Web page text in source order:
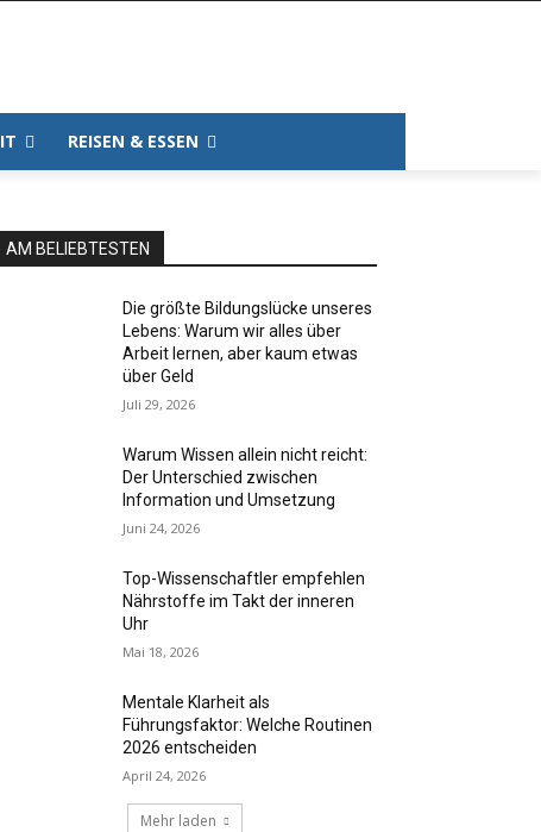
REISEN & ESSEN
AM BELIEBTESTEN
Die größte Bildungslücke unseres
Lebens: Warum wir alles über
Arbeit lernen, aber kaum etwas
über Geld
Juli 29, 2026
Warum Wissen allein nicht reicht:
Der Unterschied zwischen
Information und Umsetzung
Juni 24, 2026
Top-Wissenschaftler empfehlen
Nährstoffe im Takt der inneren
Uhr
Mai 18, 2026
Mentale Klarheit als
Führungsfaktor: Welche Routinen
2026 entscheiden
April 24, 2026
Mehr laden